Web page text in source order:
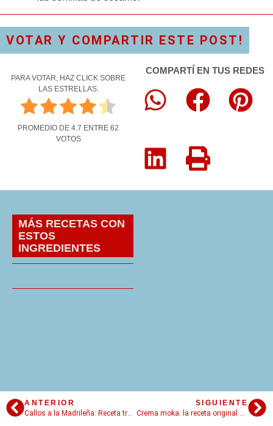
VOTAR Y COMPARTIR ESTE POST!
PARA VOTAR, HAZ CLICK SOBRE
LAS ESTRELLAS.
PROMEDIO DE 4.7 ENTRE 62
VOTOS
COMPARTÍ EN TUS REDES
MÁS RECETAS CON
ESTOS
INGREDIENTES
ANTERIOR
Callos a la Madrileña: Receta tradicional
SIGUIENTE
Crema moka: la receta original y una alternativa fácil